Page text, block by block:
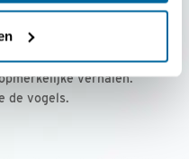
€ 36,00 per jaar
leden, met
verhalen.
de vogels.